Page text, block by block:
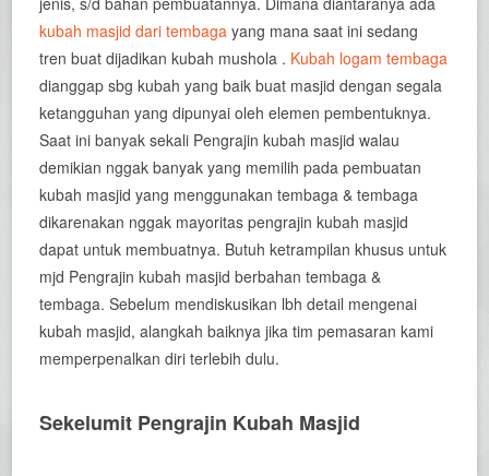
kubah masjid dari tembaga yang mana saat ini sedang
tren buat dijadikan kubah mushola . Kubah logam tembaga
dianggap sbg kubah yang baik buat masjid dengan segala
ketangguhan yang dipunyai oleh elemen pembentuknya.
Saat ini banyak sekali Pengrajin kubah masjid walau
demikian nggak banyak yang memilih pada pembuatan
kubah masjid yang menggunakan tembaga & tembaga
dikarenakan nggak mayoritas pengrajin kubah masjid
dapat untuk membuatnya. Butuh ketrampilan khusus untuk
mjd Pengrajin kubah masjid berbahan tembaga &
tembaga. Sebelum mendiskusikan lbh detail mengenai
kubah masjid, alangkah baiknya jika tim pemasaran kami
memperpenalkan diri terlebih dulu.
Sekelumit Pengrajin Kubah Masjid